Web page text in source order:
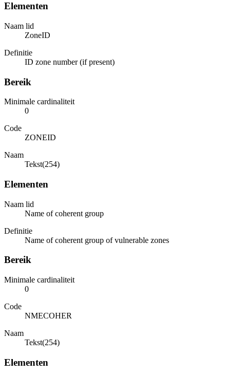
Elementen
Naam lid
ZoneID
Definitie
ID zone number (if present)
Bereik
Minimale cardinaliteit
0
Code
ZONEID
Naam
Tekst(254)
Elementen
Naam lid
Name of coherent group
Definitie
Name of coherent group of vulnerable zones
Bereik
Minimale cardinaliteit
0
Code
NMECOHER
Naam
Tekst(254)
Elementen